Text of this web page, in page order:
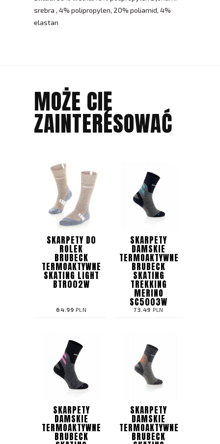
srebra , 4% polipropylen, 20% poliamid, 4%
elastan
MOŻE CIĘ
ZAINTERESOWAĆ
SKARPETY D0
ROLEK
BRUBECK
TERMOAKTYWNE
SKATING LIGHT
BTR002W
64.99 PLN
SKARPETY
DAMSKIE
TERMOAKTYWNE
BRUBECK
SKATING
TREKKING
MERINO
SC5003W
73.49 PLN
SKARPETY
DAMSKIE
TERMOAKTYWNE
BRUBECK
SKARPETY
DAMSKIE
TERMOAKTYWNE
BRUBECK